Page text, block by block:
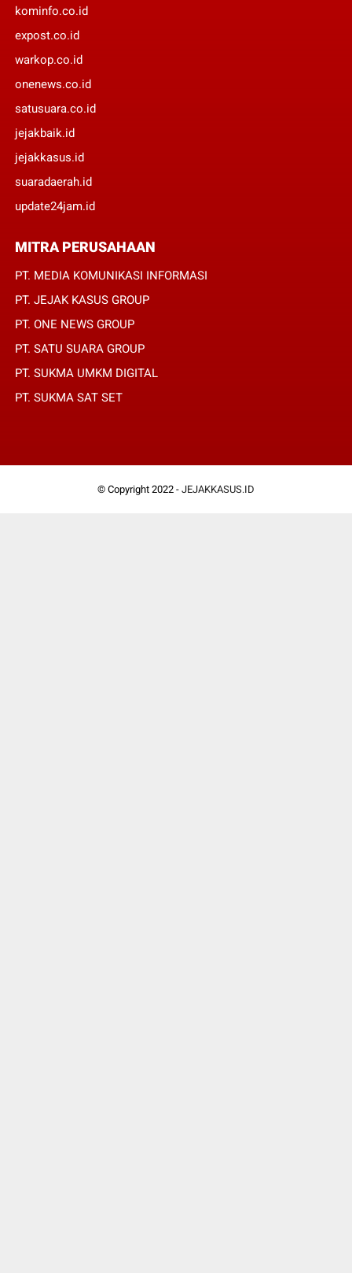
kominfo.co.id
expost.co.id
warkop.co.id
onenews.co.id
satusuara.co.id
jejakbaik.id
jejakkasus.id
suaradaerah.id
update24jam.id
MITRA PERUSAHAAN
PT. MEDIA KOMUNIKASI INFORMASI
PT. JEJAK KASUS GROUP
PT. ONE NEWS GROUP
PT. SATU SUARA GROUP
PT. SUKMA UMKM DIGITAL
PT. SUKMA SAT SET
© Copyright 2022 - JEJAKKASUS.ID